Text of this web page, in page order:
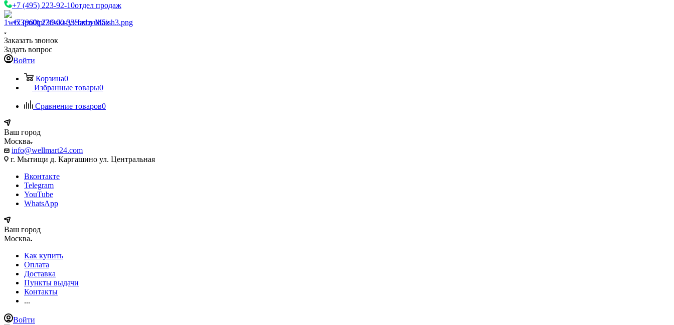
+7 (495) 223-92-10отдел продаж
+7 (960) 230-00-33Чат в Max
Заказать звонок
Задать вопрос
Войти
Корзина0
Избранные товары0
Сравнение товаров0
Ваш город
Москва
info@wellmart24.com
г. Мытищи д. Каргашино ул. Центральная
Вконтакте
Telegram
YouTube
WhatsApp
Ваш город
Москва
Как купить
Оплата
Доставка
Пункты выдачи
Контакты
...
Войти